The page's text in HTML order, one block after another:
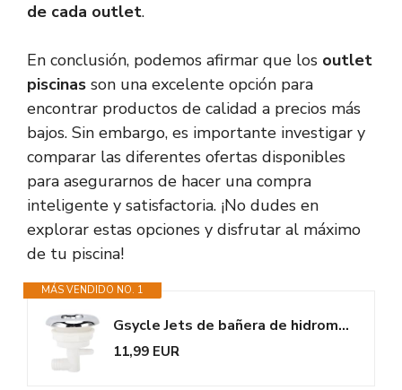
de cada outlet.
En conclusión, podemos afirmar que los outlet
piscinas son una excelente opción para
encontrar productos de calidad a precios más
bajos. Sin embargo, es importante investigar y
comparar las diferentes ofertas disponibles
para asegurarnos de hacer una compra
inteligente y satisfactoria. ¡No dudes en
explorar estas opciones y disfrutar al máximo
de tu piscina!
MÁS VENDIDO NO. 1
Gsycle Jets de bañera de hidromasaje Ajustables, Acero Inoxidable PVC Agua...
11,99 EUR